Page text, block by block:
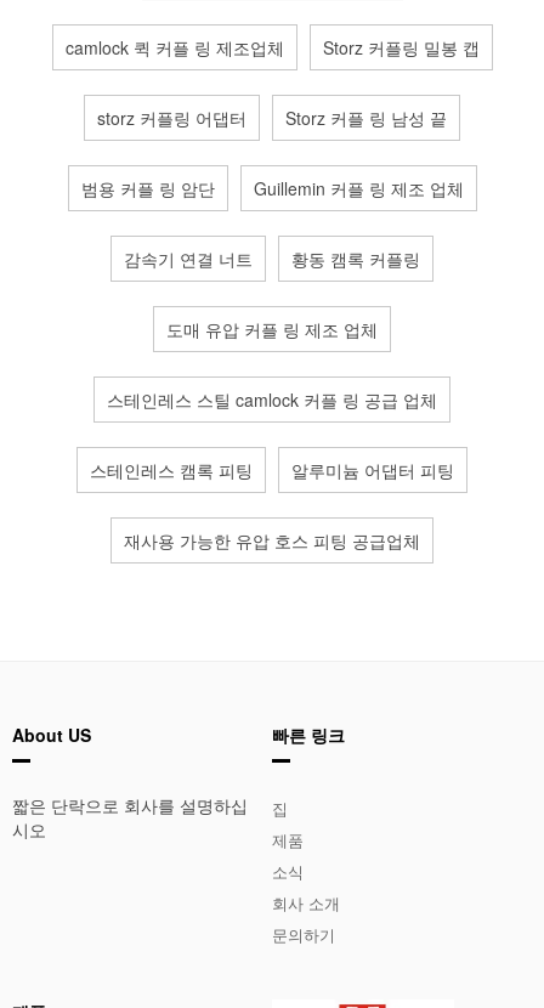
camlock 퀵 커플 링 제조업체 Storz 커플링 밀봉 캡
storz 커플링 어댑터 Storz 커플 링 남성 끝
범용 커플 링 암단 Guillemin 커플 링 제조 업체
감속기 연결 너트 황동 캠록 커플링
도매 유압 커플 링 제조 업체
스테인레스 스틸 camlock 커플 링 공급 업체
스테인레스 캠록 피팅 알루미늄 어댑터 피팅
재사용 가능한 유압 호스 피팅 공급업체
About US
짧은 단락으로 회사를 설명하십
시오
빠른 링크
집
제품
소식
회사 소개
문의하기